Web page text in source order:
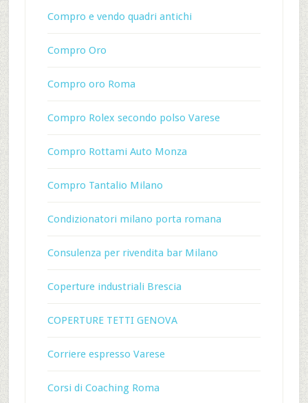
Compro e vendo quadri antichi
Compro Oro
Compro oro Roma
Compro Rolex secondo polso Varese
Compro Rottami Auto Monza
Compro Tantalio Milano
Condizionatori milano porta romana
Consulenza per rivendita bar Milano
Coperture industriali Brescia
COPERTURE TETTI GENOVA
Corriere espresso Varese
Corsi di Coaching Roma